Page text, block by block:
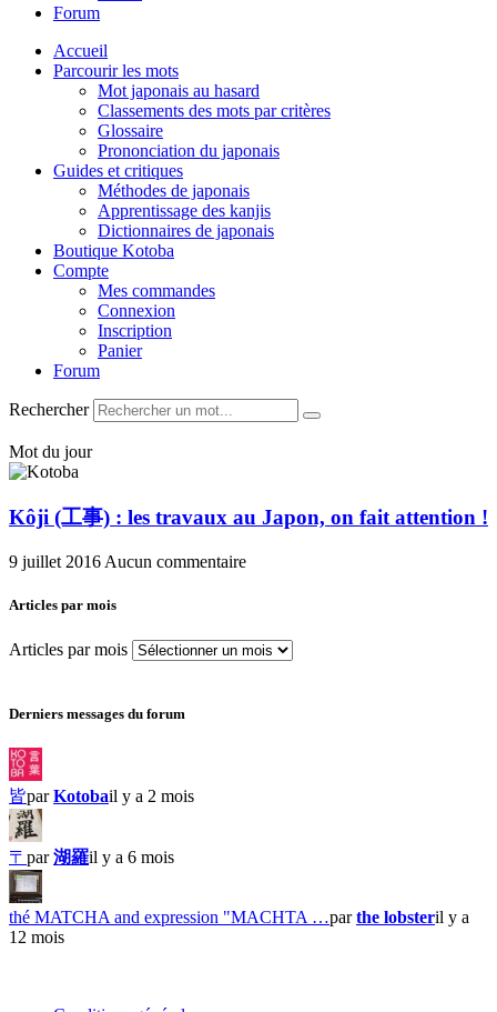
Forum
Accueil
Parcourir les mots
Mot japonais au hasard
Classements des mots par critères
Glossaire
Prononciation du japonais
Guides et critiques
Méthodes de japonais
Apprentissage des kanjis
Dictionnaires de japonais
Boutique Kotoba
Compte
Mes commandes
Connexion
Inscription
Panier
Forum
Rechercher
Mot du jour
Kôji (工事) : les travaux au Japon, on fait attention !
9 juillet 2016 Aucun commentaire
Articles par mois
Articles par mois
Derniers messages du forum
皆parKotobail y a 2 mois
〒 par湖羅il y a 6 mois
thé MATCHA and expression "MACHTA …parthe lobsteril y a
12 mois